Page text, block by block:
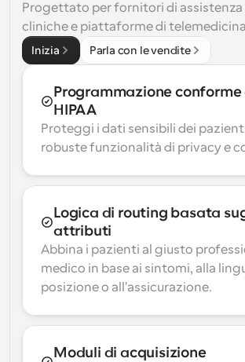
Progettato per fornitori di assistenza
cliniche e piattaforme di
Inizia Parla con le vendite
Programmazione conforme
HIPAA
Proteggi i dati sensibili dei
robuste funzionalità di privacy e
Logica di routing basata
attributi
Abbina i pazienti al giusto
medico in base ai sintomi, alla
posizione o all'assicurazione.
Moduli di acquisizione